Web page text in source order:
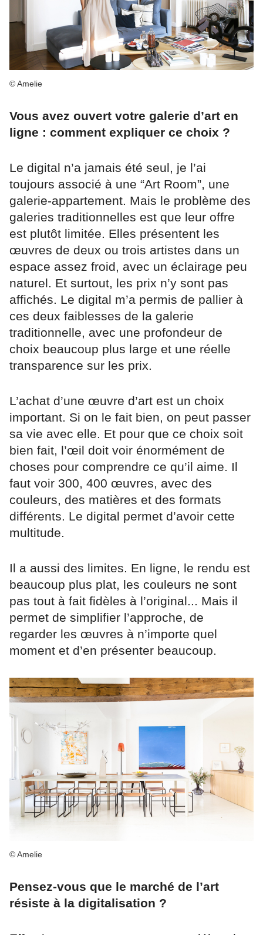
© Amelie
Vous avez ouvert votre galerie d’art en
ligne : comment expliquer ce choix ?
Le digital n’a jamais été seul, je l’ai
toujours associé à une “Art Room”, une
galerie-appartement. Mais le problème des
galeries traditionnelles est que leur offre
est plutôt limitée. Elles présentent les
œuvres de deux ou trois artistes dans un
espace assez froid, avec un éclairage peu
naturel. Et surtout, les prix n’y sont pas
affichés. Le digital m’a permis de pallier à
ces deux faiblesses de la galerie
traditionnelle, avec une profondeur de
choix beaucoup plus large et une réelle
transparence sur les prix.
L’achat d’une œuvre d’art est un choix
important. Si on le fait bien, on peut passer
sa vie avec elle. Et pour que ce choix soit
bien fait, l’œil doit voir énormément de
choses pour comprendre ce qu’il aime. Il
faut voir 300, 400 œuvres, avec des
couleurs, des matières et des formats
différents. Le digital permet d’avoir cette
multitude.
Il a aussi des limites. En ligne, le rendu est
beaucoup plus plat, les couleurs ne sont
pas tout à fait fidèles à l’original... Mais il
permet de simplifier l’approche, de
regarder les œuvres à n’importe quel
moment et d’en présenter beaucoup.
© Amelie
Pensez-vous que le marché de l’art
résiste à la digitalisation ?